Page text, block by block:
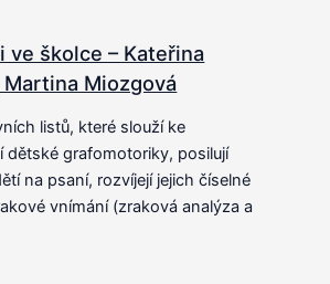
ve školce – Kateřina
Martina Miozgová
listů, které slouží ke
dětské grafomotoriky, posilují
na psaní, rozvíjejí jejich číselné
vnímání (zraková analýza a